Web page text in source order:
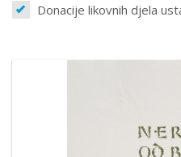
Donacije likovnih djela